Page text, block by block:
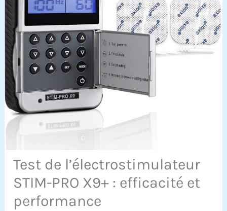
Test de l’électrostimulateur
STIM-PRO X9+ : efficacité et
performance